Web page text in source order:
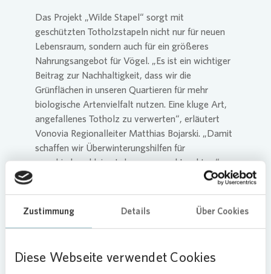
Zustimmung Details Über Cookies
Diese Webseite verwendet Cookies
Das Projekt „Wilde Stapel“ sorgt mit
geschützten Totholzstapeln nicht nur für neuen
Lebensraum, sondern auch für ein größeres
Nahrungsangebot für Vögel. „Es ist ein wichtiger
Beitrag zur Nachhaltigkeit, dass wir die
Grünflächen in unseren Quartieren für mehr
biologische Artenvielfalt nutzen. Eine kluge Art,
angefallenes Totholz zu verwerten“, erläutert
Vonovia Regionalleiter Matthias Bojarski. „Damit
schaffen wir Überwinterungshilfen für
verschiedene kleine Lebewesen und Insekten.“
„Genutzt werden größere zusammenhängende
Nähe von stark genutzten Straßen, Wegen oder
Plätzen liegen, damit Igel, Insekten & Co. einen
Jedamczik vom NABU (Naturschutzbund